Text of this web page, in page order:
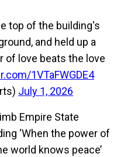
top of the building's
and held up a
of love beats the love
1VTaFWGDE4
July 1, 2026
Empire State
‘When the power of
world knows peace’